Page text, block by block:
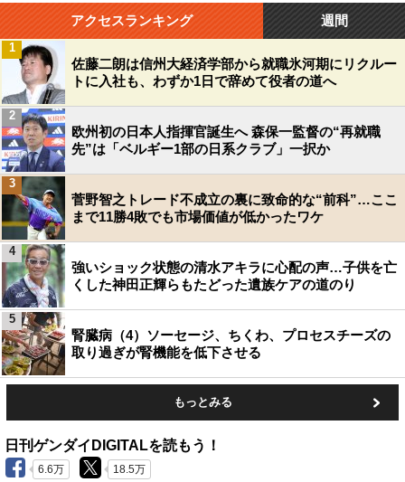
アクセスランキング 週間
佐藤二朗は信州大経済学部から就職氷河期にリクルー
トに入社も、わずか1日で辞めて役者の道へ
1
欧州初の日本人指揮官誕生へ 森保一監督の“再就職
先”は「ベルギー1部の日系クラブ」一択か
2
菅野智之トレード不成立の裏に致命的な“前科”…ここ
まで11勝4敗でも市場価値が低かったワケ
3
強いショック状態の清水アキラに心配の声…子供を亡
くした神田正輝らもたどった遺族ケアの道のり
4
腎臓病（4）ソーセージ、ちくわ、プロセスチーズの
取り過ぎが腎機能を低下させる
5
もっとみる
日刊ゲンダイDIGITALを読もう！
6.6万 18.5万